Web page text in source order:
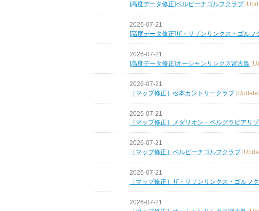
[高度データ修正]ベルビーチゴルフクラブ [
2026-07-21
[高度データ修正]ザ・サザンリンクス・ゴルフ
2026-07-21
[高度データ修正]オーシャンリンクス宮古島 [
2026-07-21
［マップ修正］松本カントリークラブ [Update]
2026-07-21
［マップ修正］メダリオン・ベルグラビアリ
2026-07-21
［マップ修正］ベルビーチゴルフクラブ [
2026-07-21
［マップ修正］ザ・サザンリンクス・ゴルフ
2026-07-21